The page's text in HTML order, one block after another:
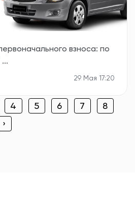
взноса: по
29 Мая 17:20
4 5 6 7
8
›